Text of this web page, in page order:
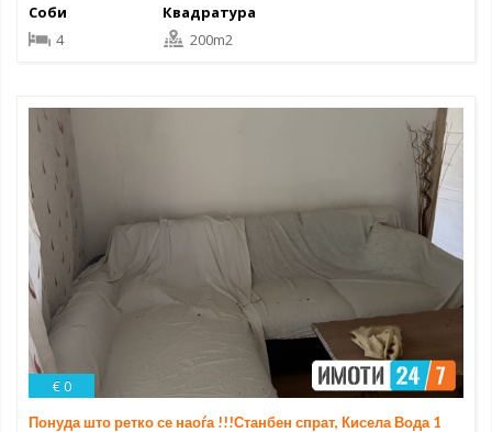
Соби
4
Квадратура
200m2
€ 0
Понуда што ретко се наоѓа !!!Станбен спрат, Кисела Вода 1